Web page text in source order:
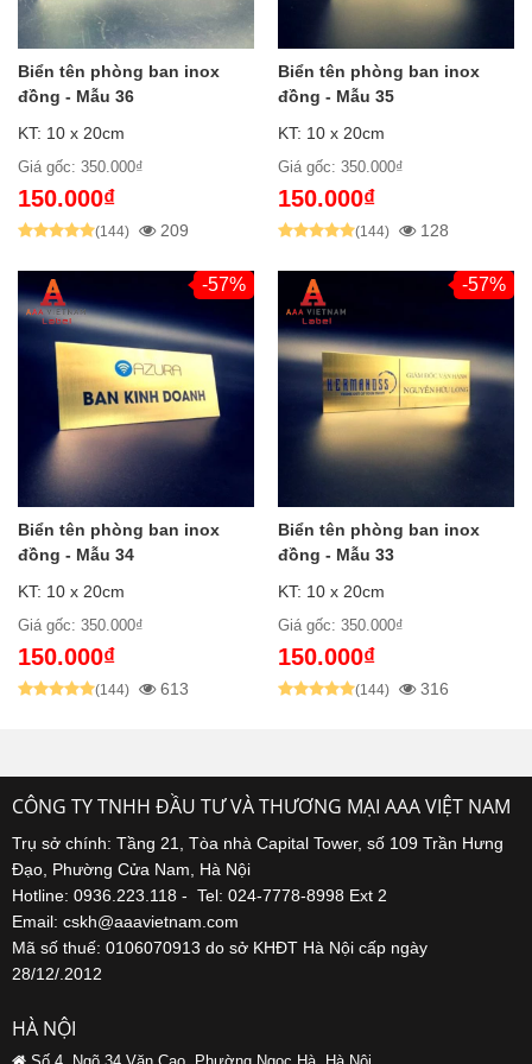
Biển tên phòng ban inox
đồng - Mẫu 36
KT: 10 x 20cm
Giá gốc: 350.000₫
150.000₫
(144) 209
Biển tên phòng ban inox
đồng - Mẫu 35
KT: 10 x 20cm
Giá gốc: 350.000₫
150.000₫
(144) 128
-57%
Biển tên phòng ban inox
đồng - Mẫu 34
KT: 10 x 20cm
Giá gốc: 350.000₫
150.000₫
(144) 613
-57%
Biển tên phòng ban inox
đồng - Mẫu 33
KT: 10 x 20cm
Giá gốc: 350.000₫
150.000₫
(144) 316
CÔNG TY TNHH ĐẦU TƯ VÀ THƯƠNG MẠI AAA VIỆT NAM
Trụ sở chính: Tầng 21, Tòa nhà Capital Tower, số 109 Trần Hưng
Đạo, Phường Cửa Nam, Hà Nội
Hotline: 0936.223.118 - Tel: 024-7778-8998 Ext 2
Email: cskh@aaavietnam.com
Mã số thuế: 0106070913 do sở KHĐT Hà Nội cấp ngày
28/12/.2012
HÀ NỘI